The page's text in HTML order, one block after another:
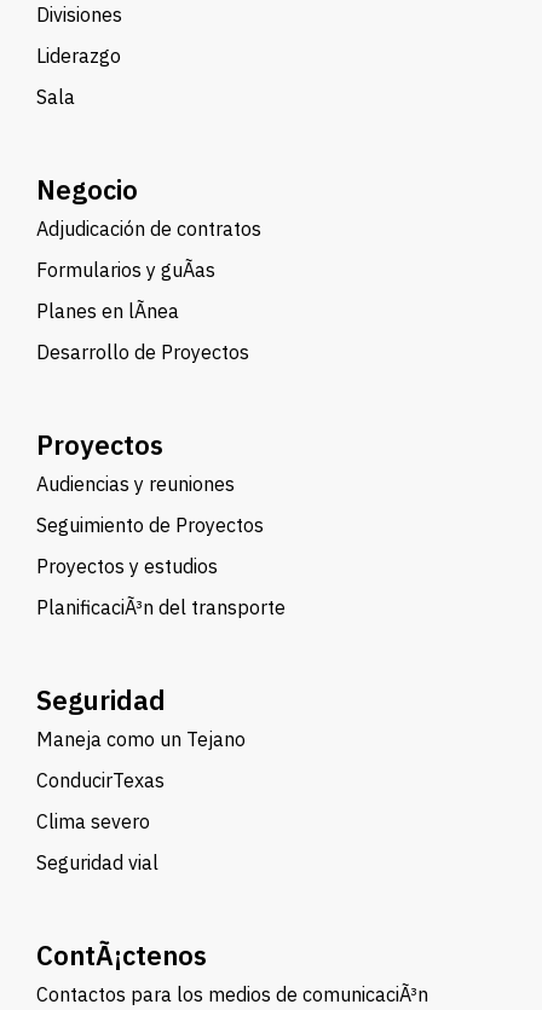
Divisiones
Liderazgo
Sala
Negocio
Adjudicación de contratos
Formularios y guÃ­as
Planes en lÃ­nea
Desarrollo de Proyectos
Proyectos
Audiencias y reuniones
Seguimiento de Proyectos
Proyectos y estudios
PlanificaciÃ³n del transporte
Seguridad
Maneja como un Tejano
ConducirTexas
Clima severo
Seguridad vial
ContÃ¡ctenos
Contactos para los medios de comunicaciÃ³n